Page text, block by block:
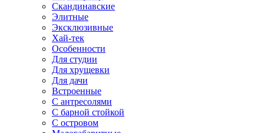
Скандинавские
Элитные
Эксклюзивные
Хай-тек
Особенности
Для студии
Для хрущевки
Для дачи
Встроенные
С антресолями
С барной стойкой
С островом